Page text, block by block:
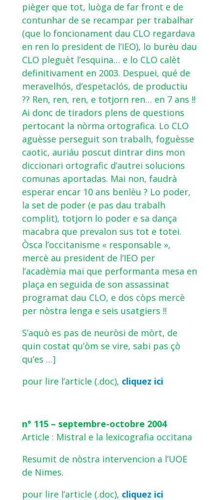
pièger que tot, luòga de far front e de
contunhar de se recampar per trabalhar
(que lo foncionament dau CLO regardava
en ren lo president de l’IEO), lo burèu dau
CLO pleguèt l’esquina… e lo CLO calèt
definitivament en 2003. Despuei, qué de
meravelhós, d’espetaclós, de productiu
?? Ren, ren, ren, e totjorn ren… en 7 ans !!
Ai donc de tiradors plens de questions
pertocant la nòrma ortografica. Lo CLO
aguèsse perseguit son trabalh, foguèsse
caotic, auriáu poscut dintrar dins mon
diccionari ortografic d’autrei solucions
comunas aportadas. Mai non, faudrà
esperar encar 10 ans benlèu ? Lo poder,
la set de poder (e pas dau trabalh
complit), totjorn lo poder e sa dança
macabra que prevalon sus tot e totei.
Òsca l’occitanisme « responsable »,
mercè au president de l’IEO per
l’acadèmia mai que performanta mesa en
plaça en seguida de son assassinat
programat dau CLO, e dos còps mercè
per nòstra lenga e seis usatgiers !!
S’aquò es pas de neuròsi de mòrt, de
quin costat qu’òm se vire, sabi pas çò
qu’es …]
pour lire l’article (.doc), cliquez ici
n° 115 – septembre-octobre 2004
Article : Mistral e la lexicografia occitana
Resumit de nòstra intervencion a l’UOE
de Nimes.
pour lire l’article (.doc), cliquez ici